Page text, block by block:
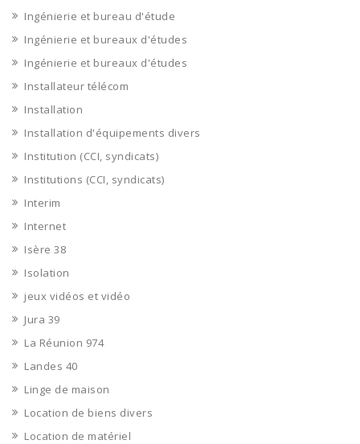
Ingénierie et bureau d'étude
Ingénierie et bureaux d'études
Ingénierie et bureaux d'études
Installateur télécom
Installation
Installation d'équipements divers
Institution (CCI, syndicats)
Institutions (CCI, syndicats)
Interim
Internet
Isère 38
Isolation
jeux vidéos et vidéo
Jura 39
La Réunion 974
Landes 40
Linge de maison
Location de biens divers
Location de matériel